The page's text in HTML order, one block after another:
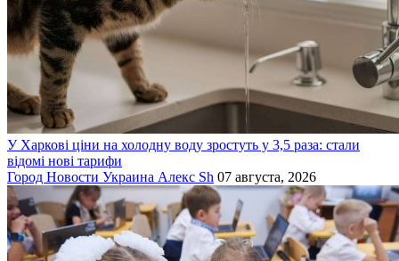
У Харкові ціни на холодну воду зростуть у 3,5 раза: стали
відомі нові тарифи
Город Новости Украина Алекс Sh 07 августа, 2026